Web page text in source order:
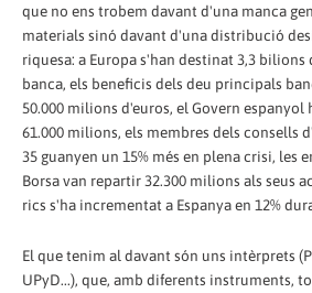
que no ens trobem davant d'una manca
materials sinó davant d'una distribució
riquesa: a Europa s'han destinat 3,3 bilions
banca, els beneficis dels deu principals
50.000 milions d'euros, el Govern espanyol
61.000 milions, els membres dels consells
35 guanyen un 15% més en plena crisi, les
Borsa van repartir 32.300 milions als seus
rics s'ha incrementat a Espanya en 12%
El que tenim al davant són uns intèrprets
UPyD...), que, amb diferents instruments,